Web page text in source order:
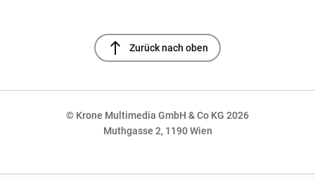
north Zurück nach oben
© Krone Multimedia GmbH & Co KG 2026
Muthgasse 2, 1190 Wien